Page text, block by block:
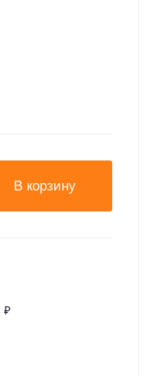
В корзину
₽